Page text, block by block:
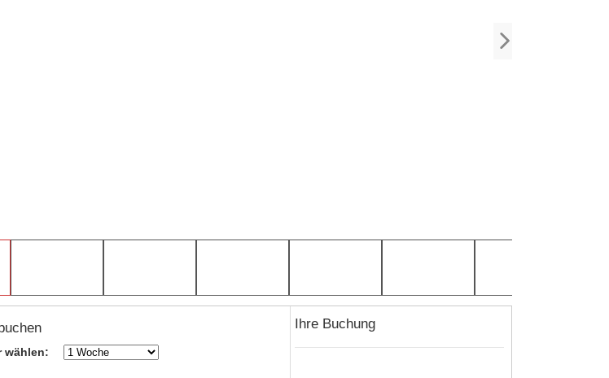
wählen:
Ihre Buchung